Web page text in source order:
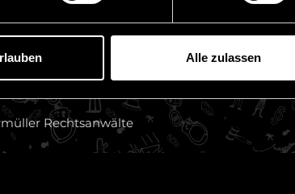
Alle zulassen
Rechtsanwälte